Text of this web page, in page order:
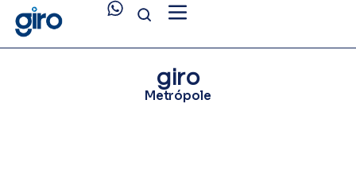
giro
Metrópole